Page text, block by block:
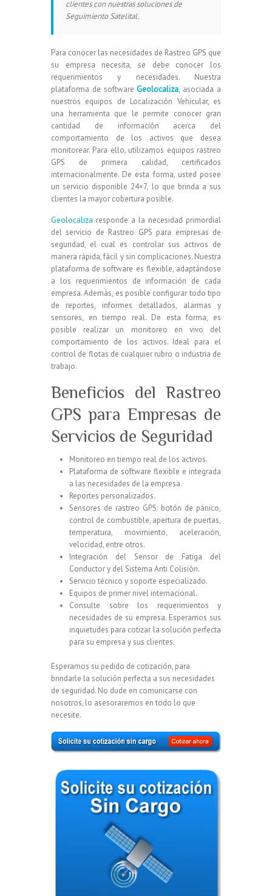
clientes con nuestras soluciones de
Seguimiento Satelital.
Para conocer las necesidades de Rastreo GPS que
su empresa necesita, se debe conocer los
requerimientos y necesidades. Nuestra
plataforma de softwareGeolocaliza, asociada a
nuestros equipos de Localización Vehicular, es
una herramienta que le permite conocer gran
cantidad de información acerca del
comportamiento de los activos que desea
monitorear. Para ello, utilizamos equipos rastreo
GPS de primera calidad, certificados
internacionalmente. De esta forma, usted posee
un servicio disponible 24×7, lo que brinda a sus
clientes la mayor cobertura posible.
Geolocaliza responde a la necesidad primordial
del servicio de Rastreo GPS para empresas de
seguridad, el cual es controlar sus activos de
manera rápida, fácil y sin complicaciones. Nuestra
plataforma de software es flexible, adaptándose
a los requerimientos de información de cada
empresa. Además, es posible configurar todo tipo
de reportes, informes detallados, alarmas y
sensores, en tiempo real. De esta forma, es
posible realizar un monitoreo en vivo del
comportamiento de los activos. Ideal para el
control de flotas de cualquier rubro o industria de
trabajo.
Beneficios del Rastreo
GPS para Empresas de
Servicios de Seguridad
Monitoreo en tiempo real de los activos.
Plataforma de software flexible e integrada
a las necesidades de la empresa.
Reportes personalizados.
Sensores de rastreo GPS: botón de pánico,
control de combustible, apertura de puertas,
temperatura, movimiento, aceleración,
velocidad, entre otros.
Integración del Sensor de Fatiga del
Conductor y del Sistema Anti Colisión.
Servicio técnico y soporte especializado.
Equipos de primer nivel internacional.
Consulte sobre los requerimientos y
necesidades de su empresa. Esperamos sus
inquietudes para cotizar la solución perfecta
para su empresa y sus clientes.
Esperamos su pedido de cotización, para
brindarle la solución perfecta a sus necesidades
de seguridad. No dude en comunicarse con
nosotros, lo asesoraremos en todo lo que
necesite.